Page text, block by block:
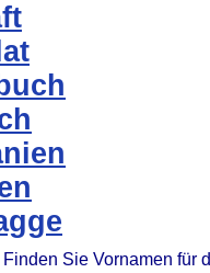
Finden Sie Vornamen für